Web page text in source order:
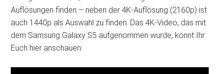
Auflösungen finden – neben der 4K-Auflösung (2160p) ist
auch 1440p als Auswahl zu finden. Das 4K-Video, das mit
dem Samsung Galaxy S5 aufgenommen wurde, könnt Ihr
Euch hier anschauen: